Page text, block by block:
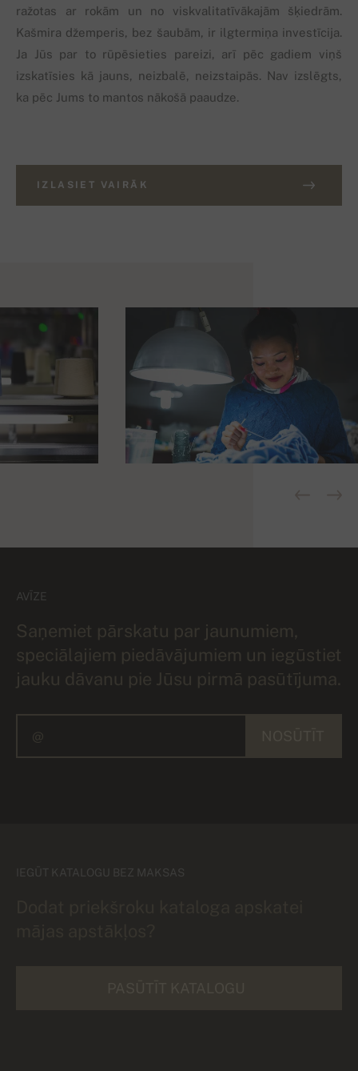
ražotas ar rokām un no viskvalitatīvākajām šķiedrām.
Kašmira džemperis, bez šaubām, ir ilgtermiņa investīcija.
Ja Jūs par to rūpēsieties pareizi, arī pēc gadiem viņš
izskatīsies kā jauns, neizbalē, neizstaipās. Nav izslēgts,
ka pēc Jums to mantos nākošā paaudze.
IZLASIET VAIRĀK
AVĪZE
Saņemiet pārskatu par jaunumiem,
speciālajiem piedāvājumiem un iegūstiet
jauku dāvanu pie Jūsu pirmā pasūtījuma.
IEGŪT KATALOGU BEZ MAKSAS